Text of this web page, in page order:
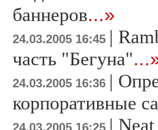
баннеров...»
24.03.2005 16:45 |
часть "Бегуна"
24.03.2005 16:36 |
корпоративные
|